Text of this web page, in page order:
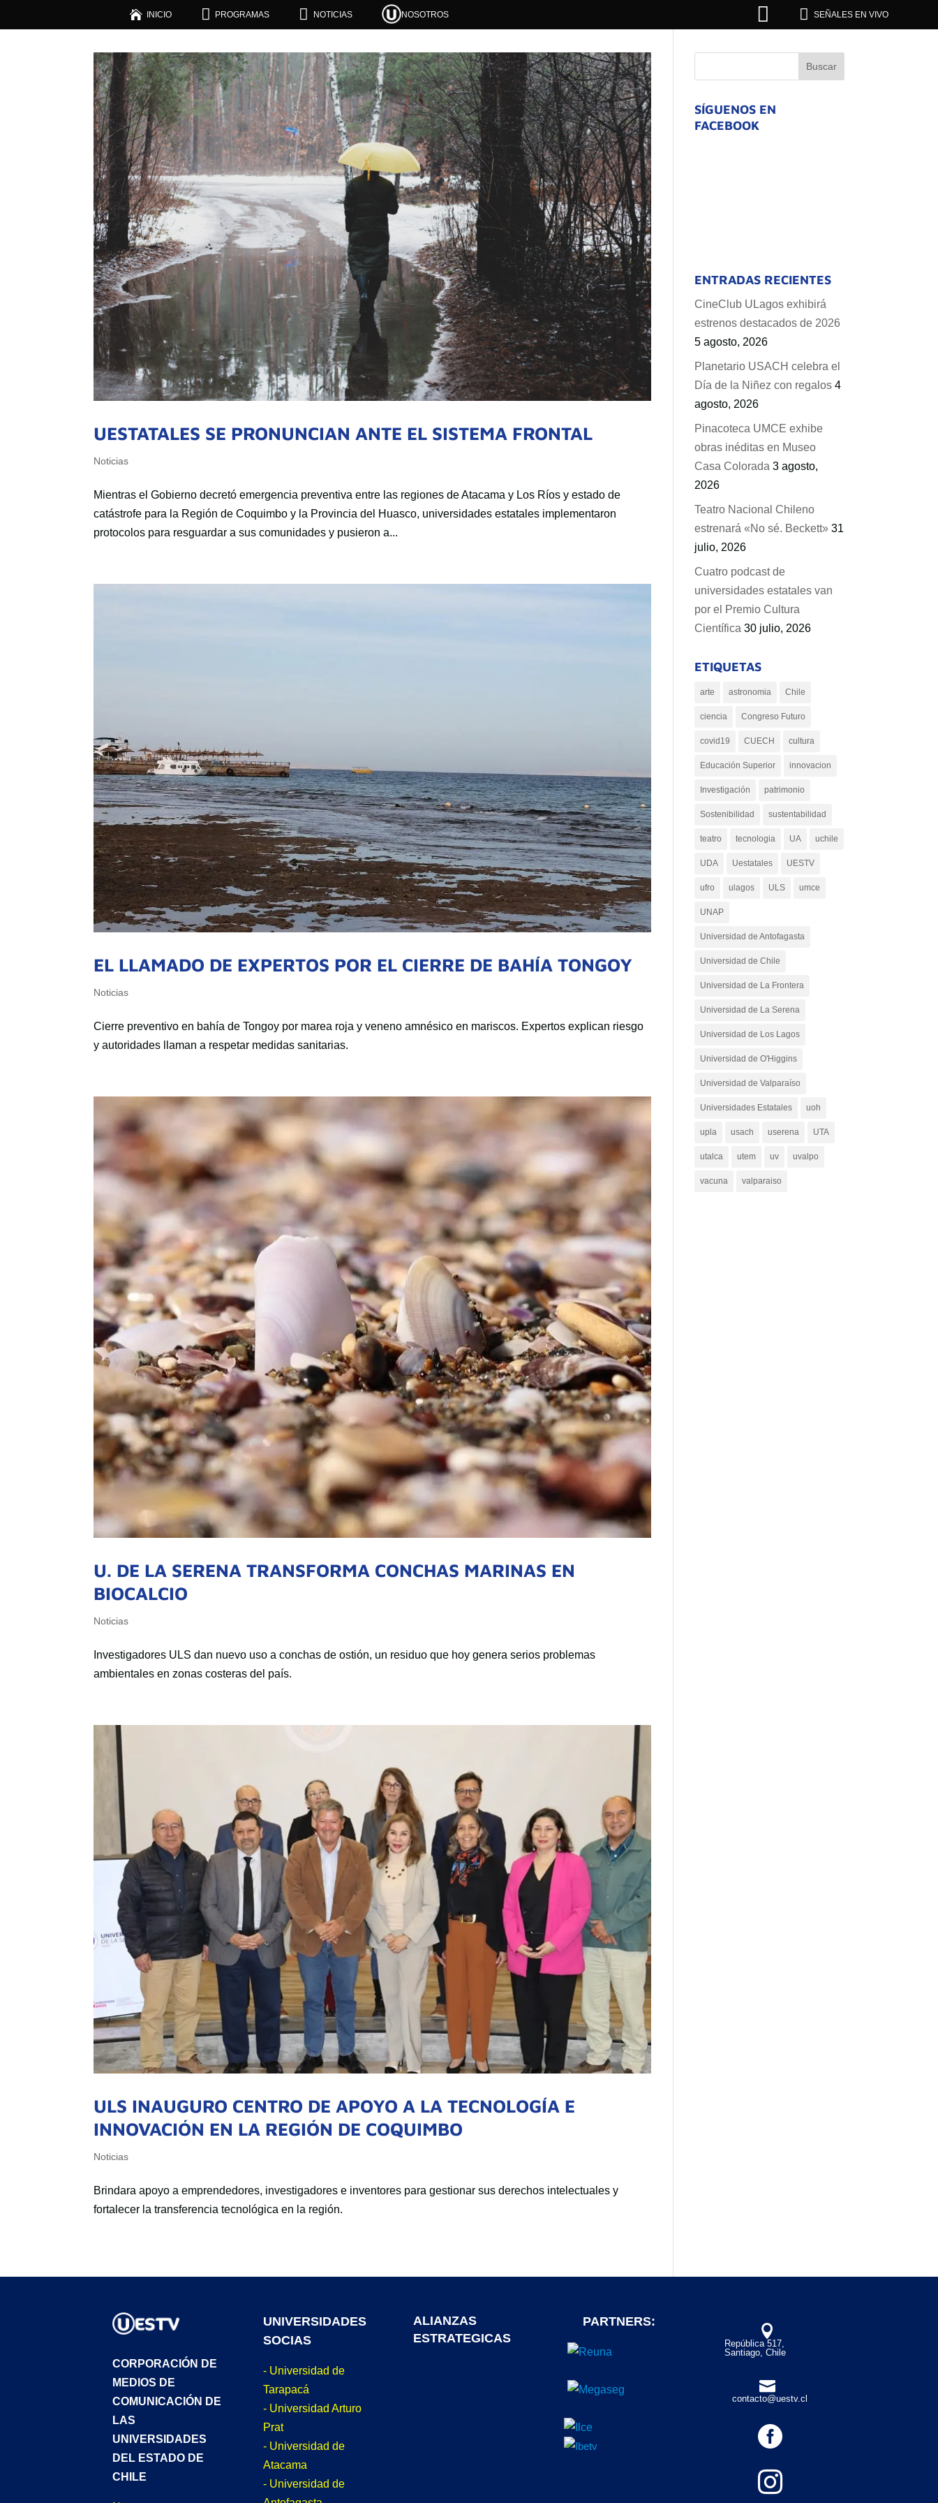
 INICIO  PROGRAMAS  NOTICIAS NOSOTROS   SEÑALES EN VIVO
UESTATALES SE PRONUNCIAN ANTE EL SISTEMA FRONTAL
Noticias
Mientras el Gobierno decretó emergencia preventiva entre las regiones de Atacama y Los Ríos y estado de
catástrofe para la Región de Coquimbo y la Provincia del Huasco, universidades estatales implementaron
protocolos para resguardar a sus comunidades y pusieron a...
EL LLAMADO DE EXPERTOS POR EL CIERRE DE BAHÍA TONGOY
Noticias
Cierre preventivo en bahía de Tongoy por marea roja y veneno amnésico en mariscos. Expertos explican riesgo
y autoridades llaman a respetar medidas sanitarias.
U. DE LA SERENA TRANSFORMA CONCHAS MARINAS EN
BIOCALCIO
Noticias
Investigadores ULS dan nuevo uso a conchas de ostión, un residuo que hoy genera serios problemas
ambientales en zonas costeras del país.
ULS INAUGURO CENTRO DE APOYO A LA TECNOLOGÍA E
INNOVACIÓN EN LA REGIÓN DE COQUIMBO
Noticias
Brindara apoyo a emprendedores, investigadores e inventores para gestionar sus derechos intelectuales y
fortalecer la transferencia tecnológica en la región.
SÍGUENOS EN
FACEBOOK
ENTRADAS RECIENTES
CineClub ULagos exhibirá
estrenos destacados de 2026
5 agosto, 2026
Planetario USACH celebra el
Día de la Niñez con regalos 4
agosto, 2026
Pinacoteca UMCE exhibe
obras inéditas en Museo
Casa Colorada 3 agosto,
2026
Teatro Nacional Chileno
estrenará «No sé. Beckett» 31
julio, 2026
Cuatro podcast de
universidades estatales van
por el Premio Cultura
Científica 30 julio, 2026
ETIQUETAS
arte astronomia Chile
ciencia Congreso Futuro
covid19 CUECH cultura
Educación Superior innovacion
Investigación patrimonio
Sostenibilidad sustentabilidad
teatro tecnologia UA uchile
UDA Uestatales UESTV
ufro ulagos ULS umce
UNAP
Universidad de Antofagasta
Universidad de Chile
Universidad de La Frontera
Universidad de La Serena
Universidad de Los Lagos
Universidad de O'Higgins
Universidad de Valparaíso
Universidades Estatales uoh
upla usach userena UTA
utalca utem uv uvalpo
vacuna valparaiso
CORPORACIÓN DE
MEDIOS DE
COMUNICACIÓN DE
LAS
UNIVERSIDADES
DEL ESTADO DE
CHILE
UNIVERSIDADES
SOCIAS
- Universidad de
Tarapacá
- Universidad Arturo
Prat
- Universidad de
Atacama
- Universidad de
ALIANZAS
ESTRATEGICAS
PARTNERS:

República 517,
Santiago, Chile

contacto@uestv.cl

